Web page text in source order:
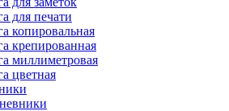
для печати
копировальная
крепированная
миллиметровая
цветная